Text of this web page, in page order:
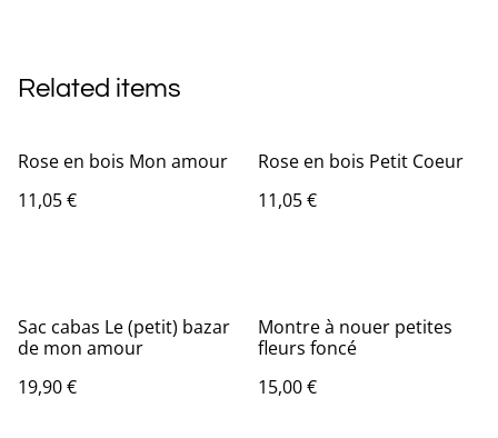
Related items
Rose en bois Mon amour
11,05 €
Rose en bois Petit Coeur
11,05 €
Sac cabas Le (petit) bazar
de mon amour
19,90 €
Montre à nouer petites
fleurs foncé
15,00 €